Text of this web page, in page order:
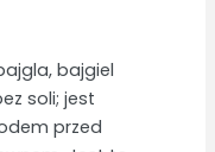
bajgiel
soli; jest
przed